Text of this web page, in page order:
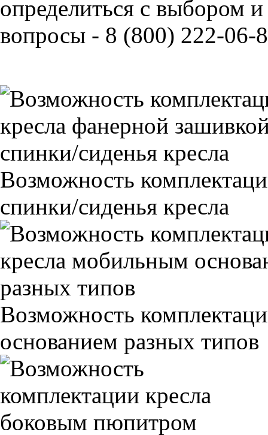
определиться с выбором
вопросы - 8 (800) 222-06-
Возможность
спинки/сиденья кресла
Возможность
основанием разных типов